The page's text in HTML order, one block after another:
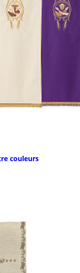
couleurs